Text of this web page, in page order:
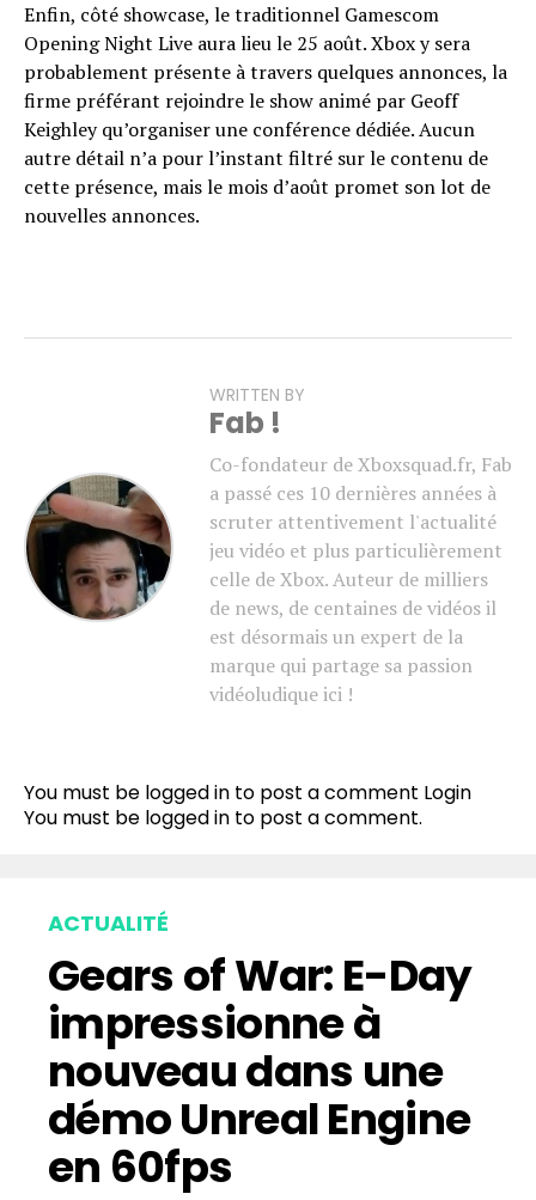
Enfin, côté showcase, le traditionnel Gamescom
Opening Night Live aura lieu le 25 août. Xbox y sera
probablement présente à travers quelques annonces, la
firme préférant rejoindre le show animé par Geoff
Keighley qu’organiser une conférence dédiée. Aucun
autre détail n’a pour l’instant filtré sur le contenu de
cette présence, mais le mois d’août promet son lot de
nouvelles annonces.
WRITTEN BY
Fab !
Co-fondateur de Xboxsquad.fr, Fab
a passé ces 10 dernières années à
scruter attentivement l'actualité
jeu vidéo et plus particulièrement
celle de Xbox. Auteur de milliers
de news, de centaines de vidéos il
est désormais un expert de la
marque qui partage sa passion
vidéoludique ici !
You must be logged in to post a comment Login
You must be logged in to post a comment.
ACTUALITÉ
Gears of War: E-Day
impressionne à
nouveau dans une
démo Unreal Engine
en 60fps